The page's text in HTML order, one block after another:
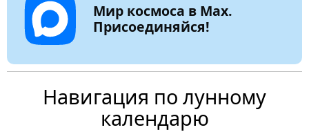
Мир космоса в Max.
Присоединяйся!
Навигация по лунному
календарю